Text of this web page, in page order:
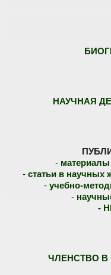
НАУЧНАЯ
-
- статьи в научных
- учебно-
-
-
ЧЛЕНСТВО В